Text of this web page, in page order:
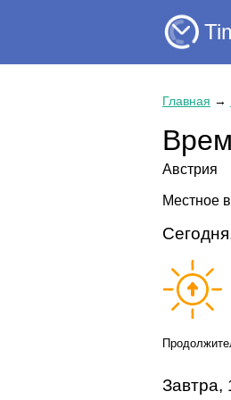
Главная →
Австрия
Местное
Завтра,